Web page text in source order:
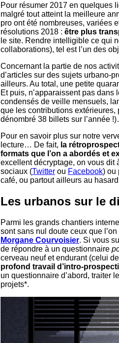
Pour résumer 2017 en quelques
malgré tout atteint la meilleure
pro ont été nombreuses, variées
résolutions 2018 : être plus
le site. Rendre intelligible ce qui
collaborations), tel est l’un des
Concernant la partie de nos
d’articles sur des sujets urbano-
ailleurs. Au total, une petite
Et puis, n’apparaissent pas
condensés de veille mensuels,
que les contributions
dénombré 38 billets sur l’année
Pour en savoir plus sur notre
lecture… De fait, la
formats que l’on a abordés et
excellent décryptage, on vous dit
sociaux (Twitter ou Facebook) ou
café, ou partout ailleurs au
Les urbanos sur le
Parmi les grands chantiers
sont sans nul doute ceux que
Morgane Courvoisier. Si vous
de répondre à un questionnaire
cerveau neuf et endurant (celui
profond travail d’intro-
un questionnaire d’abord, traiter
projets*.